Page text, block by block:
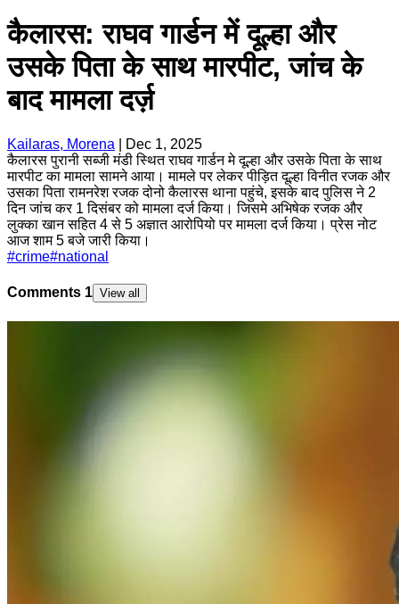
कैलारस: राघव गार्डन में दूल्हा और
उसके पिता के साथ मारपीट, जांच के
बाद मामला दर्ज़
Kailaras, Morena
Dec 1, 2025
कैलारस पुरानी सब्जी मंडी स्थित राघव गार्डन मे दूल्हा और उसके पिता के साथ
मारपीट का मामला सामने आया। मामले पर लेकर पीड़ित दूल्हा विनीत रजक और
उसका पिता रामनरेश रजक दोनो कैलारस थाना पहुंचे, इसके बाद पुलिस ने 2
दिन जांच कर 1 दिसंबर को मामला दर्ज किया। जिसमे अभिषेक रजक और
लुक्का खान सहित 4 से 5 अज्ञात आरोपियो पर मामला दर्ज किया। प्रेस नोट
आज शाम 5 बजे जारी किया।
#crime#national
Comments 1 View all